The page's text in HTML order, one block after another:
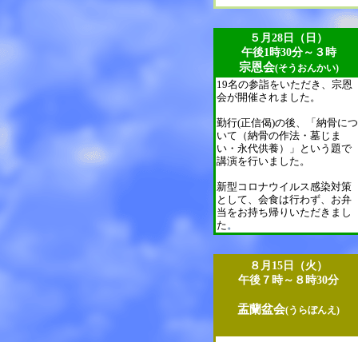
５月28日（日）
午後1時30分～３時
宗恩会(そうおんかい)
19名の参詣をいただき、宗恩
会が開催されました。
勤行(正信偈)の後、「納骨につ
いて（納骨の作法・墓じま
い・永代供養）」という題で
講演を行いました。
新型コロナウイルス感染対策
として、会食は行わず、お弁
当をお持ち帰りいただきまし
た。
８月15日（火）
午後７時～８時30分
盂蘭盆会(うらぼんえ)